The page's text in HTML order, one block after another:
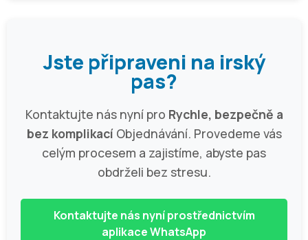
Jste připraveni na irský
pas?
Kontaktujte nás nyní pro Rychle, bezpečně a
bez komplikacíObjednávání. Provedeme vás
celým procesem a zajistíme, abyste pas
obdrželi bez stresu.
Kontaktujte nás nyní prostřednictvím
aplikace WhatsApp